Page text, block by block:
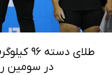
طلای
در سومین